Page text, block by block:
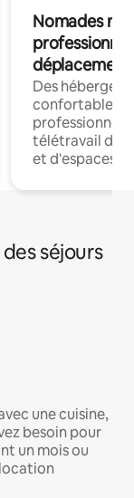
Nomades
déplacement
Des
confortables
professionnels
télétravail
et d'espaces
séjours
une cuisine,
besoin pour
un mois ou